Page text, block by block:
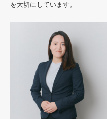
を大切にしています。